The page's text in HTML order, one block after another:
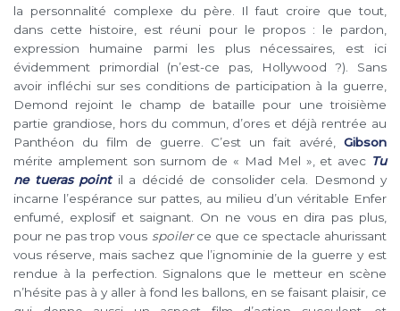
la personnalité complexe du père. Il faut croire que tout,
dans cette histoire, est réuni pour le propos : le pardon,
expression humaine parmi les plus nécessaires, est ici
évidemment primordial (n’est-ce pas, Hollywood ?). Sans
avoir infléchi sur ses conditions de participation à la guerre,
Demond rejoint le champ de bataille pour une troisième
partie grandiose, hors du commun, d’ores et déjà rentrée au
Panthéon du film de guerre. C’est un fait avéré, Gibson
mérite amplement son surnom de « Mad Mel », et avec Tu
ne tueras pointil a décidé de consolider cela. Desmond y
incarne l’espérance sur pattes, au milieu d’un véritable Enfer
enfumé, explosif et saignant. On ne vous en dira pas plus,
pour ne pas trop vous spoilerce que ce spectacle ahurissant
vous réserve, mais sachez que l’ignominie de la guerre y est
rendue à la perfection. Signalons que le metteur en scène
n’hésite pas à y aller à fond les ballons, en se faisant plaisir, ce